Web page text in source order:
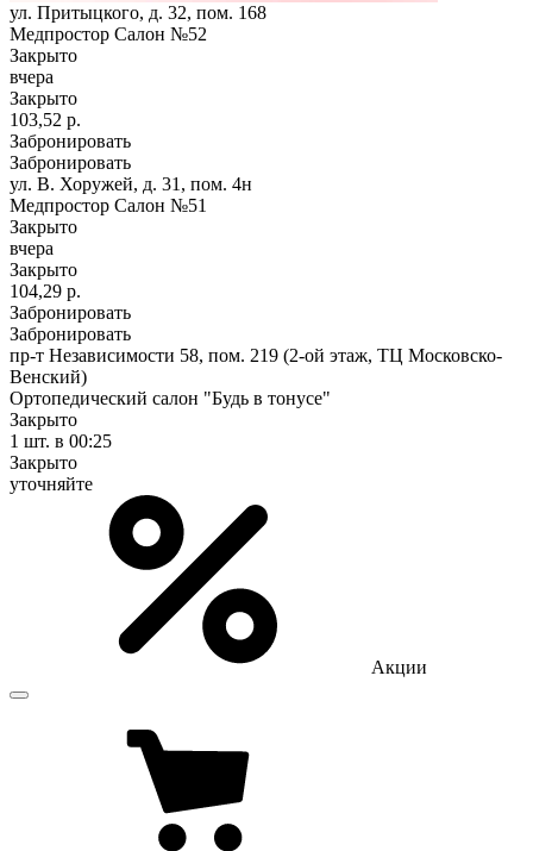
ул. Притыцкого, д. 32, пом. 168
Медпростор Салон №52
Закрыто
вчера
Закрыто
103,52 р.
Забронировать
Забронировать
ул. В. Хоружей, д. 31, пом. 4н
Медпростор Салон №51
Закрыто
вчера
Закрыто
104,29 р.
Забронировать
Забронировать
пр-т Независимости 58, пом. 219 (2-ой этаж, ТЦ Московско-
Венский)
Ортопедический салон "Будь в тонусе"
Закрыто
1 шт. в 00:25
Закрыто
уточняйте
Акции